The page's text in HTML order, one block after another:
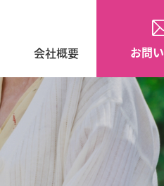
会社概要 お問